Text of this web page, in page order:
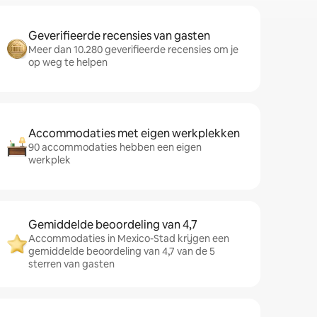
Geverifieerde recensies van gasten
Meer dan 10.280 geverifieerde recensies om je
op weg te helpen
Accommodaties met eigen werkplekken
90 accommodaties hebben een eigen
werkplek
Gemiddelde beoordeling van 4,7
Accommodaties in Mexico-Stad krijgen een
gemiddelde beoordeling van 4,7 van de 5
sterren van gasten